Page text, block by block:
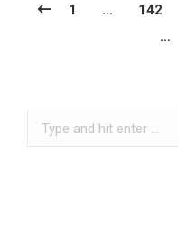
1 … 142
…
Search: